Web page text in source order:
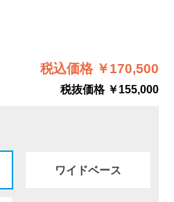
税込価格 ￥170,500
税抜価格 ￥155,000
ワイドベース